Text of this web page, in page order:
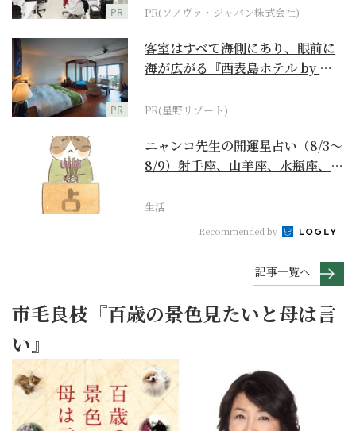
PR PR(ソノヴァ・ジャパン株式会社)
PR
客室はすべて海側にあり、眼前に
海が広がる『西表島ホテル by 星
PR(星野リゾート)
ニャンコ先生の開運星占い（8/3～
8/9）射手座、山羊座、水瓶座、魚
生活
Recommended by
記事一覧へ
市毛良枝『百歳の景色見たいと母は言
い』